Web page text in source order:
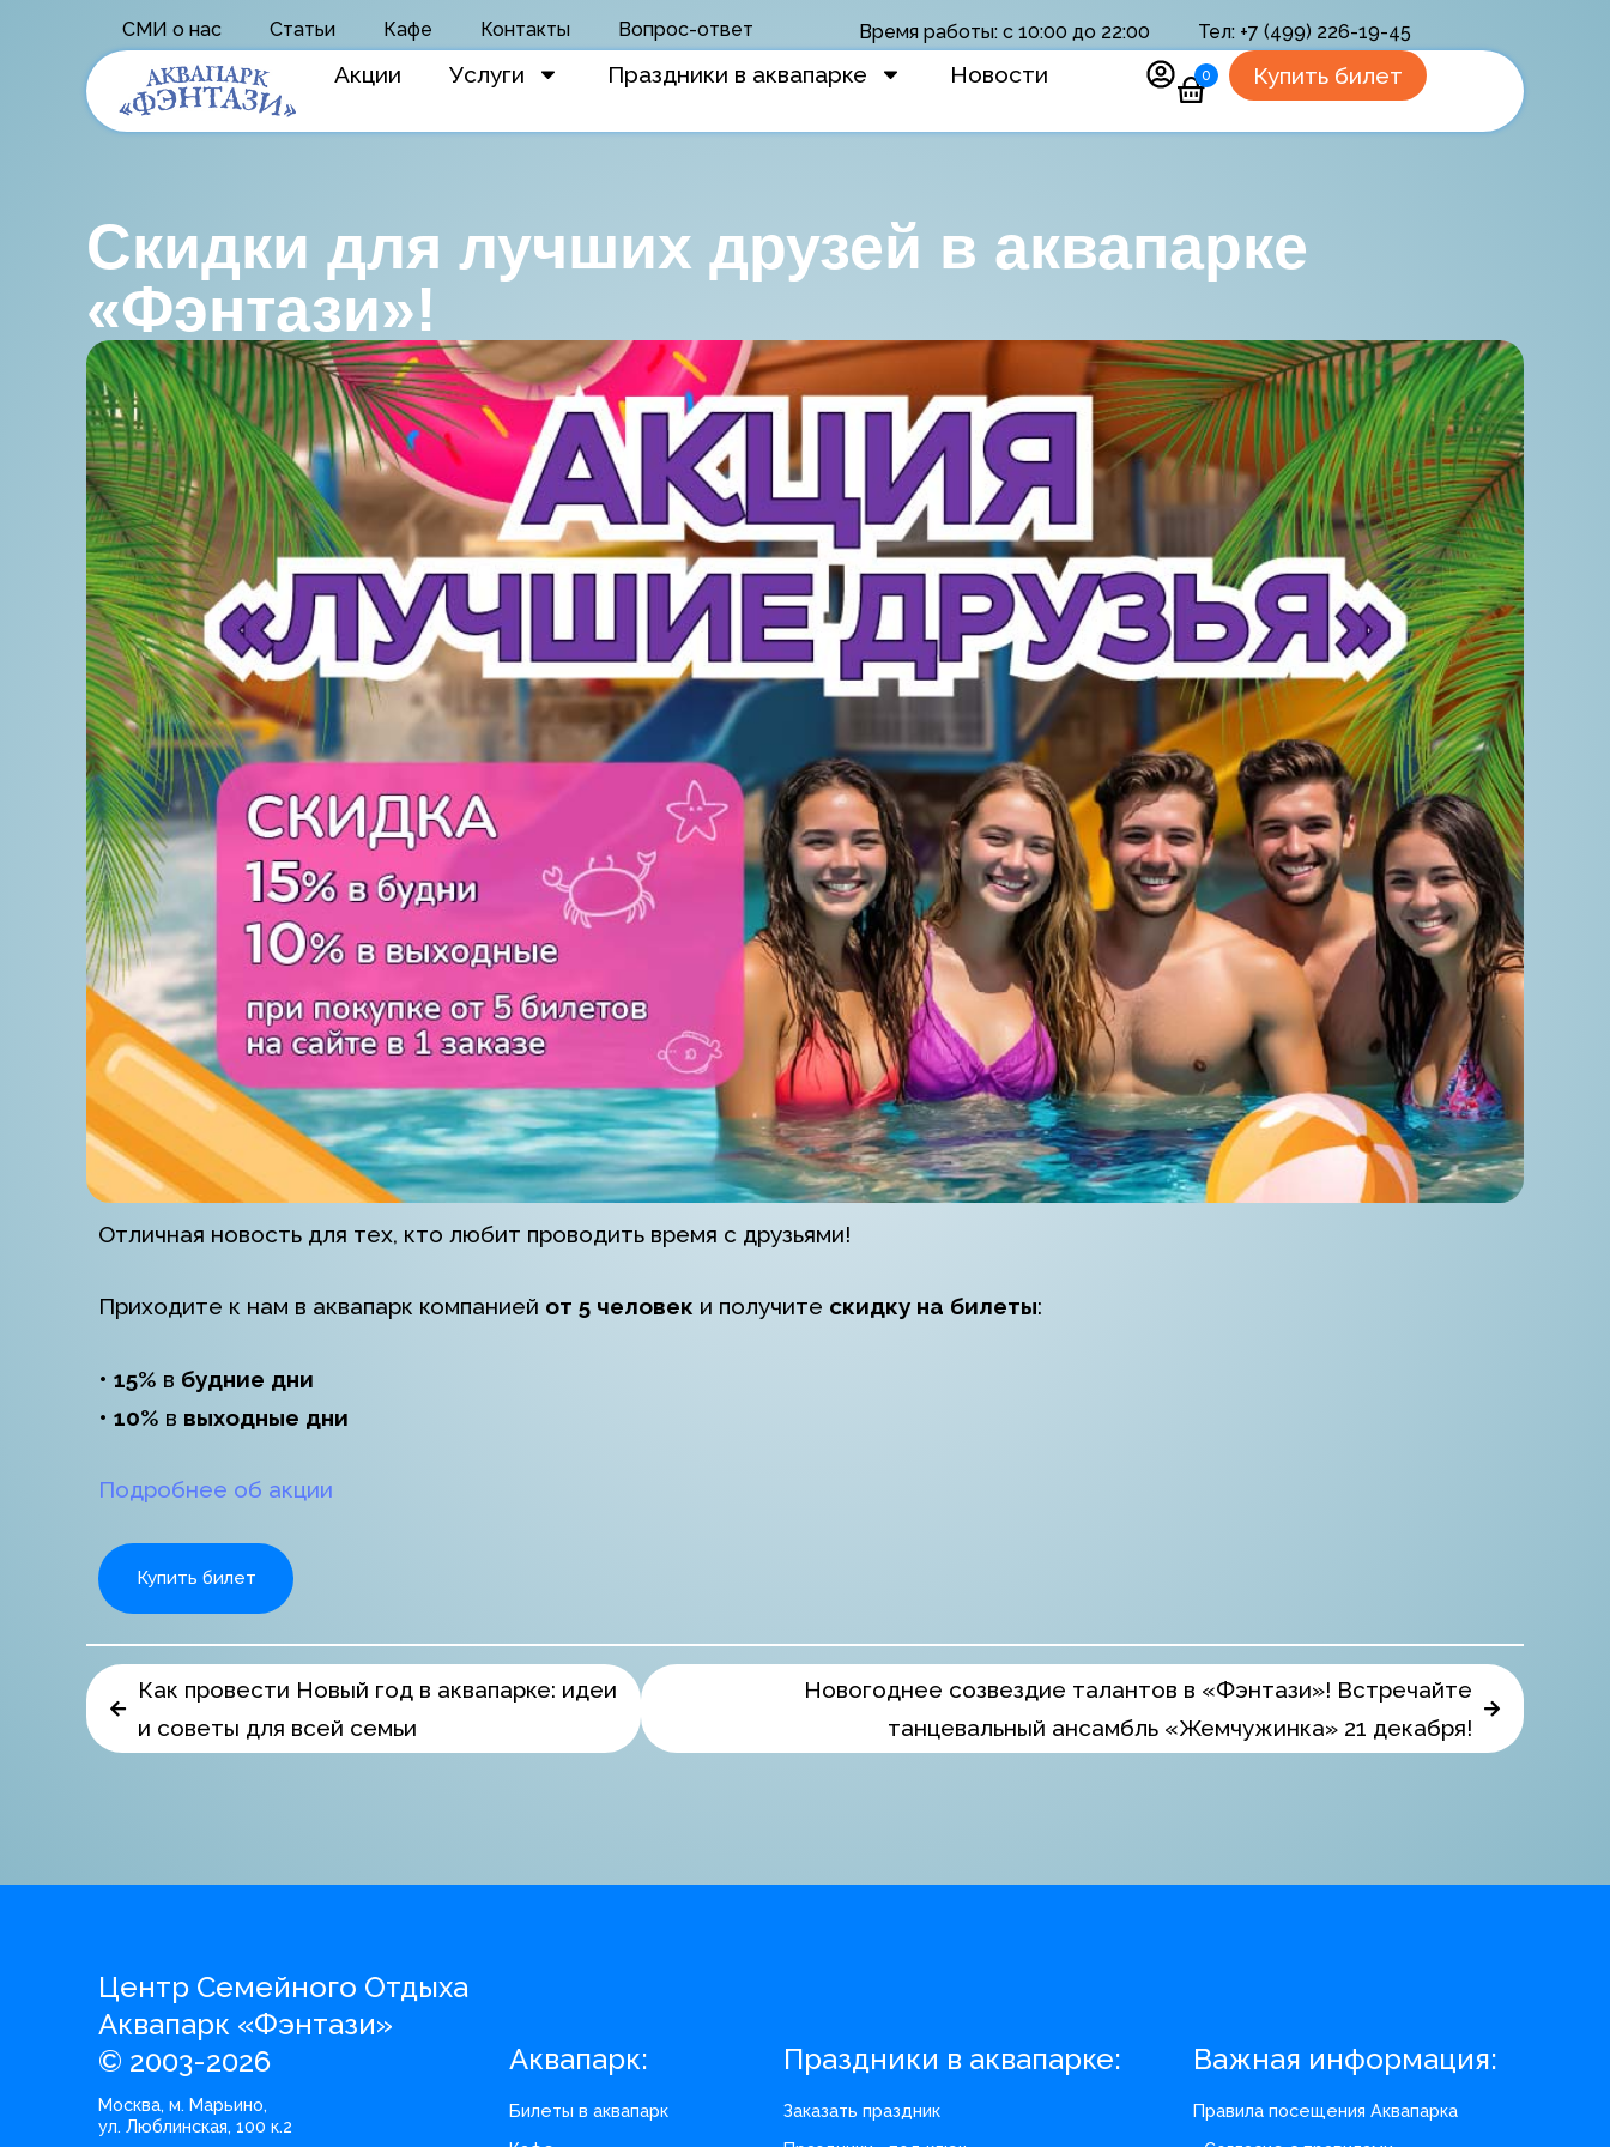
СМИ о нас Статьи Кафе Контакты Вопрос-ответ Время работы: с 10:00 до 22:00 Тел: +7 (499) 226-19-45
Акции Услуги Праздники в аквапарке Новости 0 Купить билет
Скидки для лучших друзей в аквапарке
«Фэнтази»!
Отличная новость для тех, кто любит проводить время с друзьями!
Приходите к нам в аквапарк компанией от 5 человек и получите скидку на билеты:
• 15% в будние дни
• 10% в выходные дни
Подробнее об акции
Купить билет
Как провести Новый год в аквапарке: идеи
и советы для всей семьи
Новогоднее созвездие талантов в «Фэнтази»! Встречайте
танцевальный ансамбль «Жемчужинка» 21 декабря!
Центр Семейного Отдыха
Аквапарк «Фэнтази»
© 2003-2026
Москва, м. Марьино,
ул. Люблинская, 100 к.2
Аквапарк:
Билеты в аквапарк
Праздники в аквапарке:
Заказать праздник
Важная информация:
Правила посещения Аквапарка